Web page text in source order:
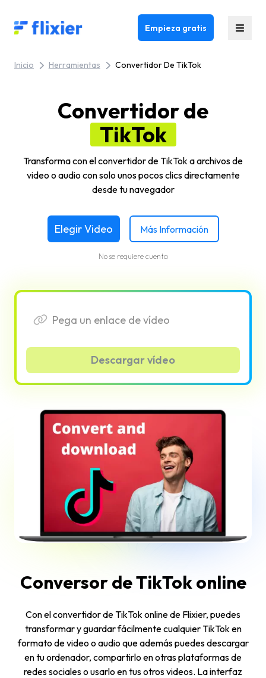
Flixier logo - Home Empieza gratis
Inicio Herramientas Convertidor De TikTok
Convertidor de
TikTok
Transforma con el convertidor de TikTok a archivos de
video o audio con solo unos pocos clics directamente
desde tu navegador
Elegir Video Más Información
No se requiere cuenta
Descargar vídeo
Conversor de TikTok online
Con el convertidor de TikTok online de Flixier, puedes
transformar y guardar fácilmente cualquier TikTok en
formato de video o audio que además puedes descargar
en tu ordenador, compartirlo en otras plataformas de
redes sociales o usarlo en tus otros videos. La interfaz